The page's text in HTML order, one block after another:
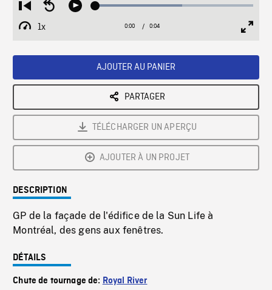
Restart
from
beginning
Seek
Play Loaded:
1x
Playback
Current
0:00 / Duration
0:04
AJOUTER AU PANIER
PARTAGER
TÉLÉCHARGER UN APERÇU
AJOUTER À UN PROJET
DESCRIPTION
GP de la façade de l'édifice de la Sun Life à
Montréal, des gens aux fenêtres.
DÉTAILS
Chute de tournage de: Royal River